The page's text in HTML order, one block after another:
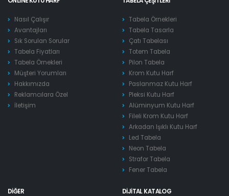
Nasıl Çalışır
Avantajları
Sık Sorulan Sorular
Tabela Fiyatları
Tabela Örnekleri
Müşteri Yorumları
Hakkımızda
Reklamcılara Özel
İletişim
Tabela Örnekleri
Tabela Tasarla
Çatı Tabelası
Totem Tabela
Pilon Tabela
Krom Kutu Harf
Paslanmaz Kutu Harf
Pleksi Kutu Harf
Alüminyum Kutu Harf
Fileli Krom Kutu Harf
Arkadan Işıklı Kutu Harf
Led Tabela
Neon Tabela
Strafor Tabela
Fener Tabela
DIĞER DIJITAL KATALOG